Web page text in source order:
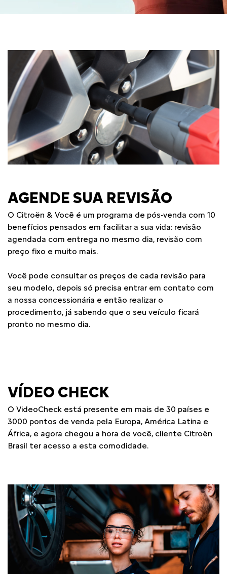
AGENDE SUA REVISÃO
O Citroën & Você é um programa de pós-venda com 10
benefícios pensados em facilitar a sua vida: revisão
agendada com entrega no mesmo dia, revisão com
preço fixo e muito mais.
Você pode consultar os preços de cada revisão para
seu modelo, depois só precisa entrar em contato com
a nossa concessionária e então realizar o
procedimento, já sabendo que o seu veículo ficará
pronto no mesmo dia.
VÍDEO CHECK
O VideoCheck está presente em mais de 30 países e
3000 pontos de venda pela Europa, América Latina e
África, e agora chegou a hora de você, cliente Citroën
Brasil ter acesso a esta comodidade.